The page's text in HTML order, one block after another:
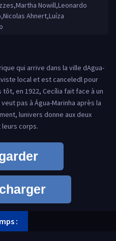
Nowill,Leonardo
Ahnert,Luíza
qui arrive dans la ville dAgua-
local et est canceledl pour
en 1922, Cecília fait face à un
pas à Água-Marinha après la
lunivers donne aux deux
corps.
: